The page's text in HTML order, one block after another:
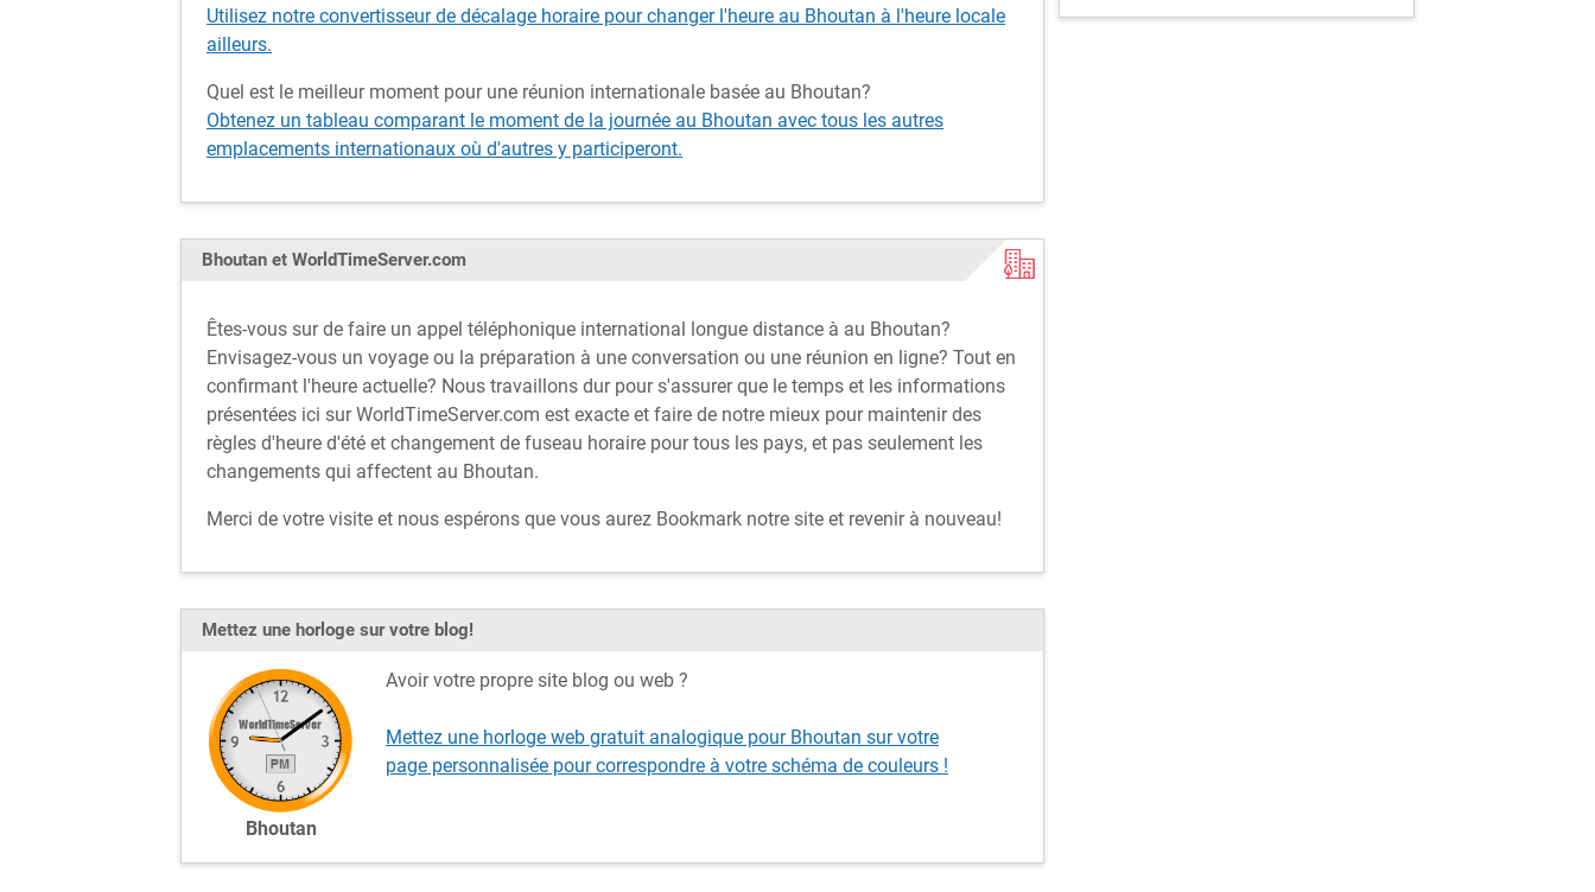
Utilisez notre convertisseur de décalage horaire pour changer l'heure au Bhoutan à l'heure locale
ailleurs.
Quel est le meilleur moment pour une réunion internationale basée au Bhoutan?
Obtenez un tableau comparant le moment de la journée au Bhoutan avec tous les autres
emplacements internationaux où d'autres y participeront.
Bhoutan et WorldTimeServer.com
Êtes-vous sur de faire un appel téléphonique international longue distance à au Bhoutan?
Envisagez-vous un voyage ou la préparation à une conversation ou une réunion en ligne? Tout en
confirmant l'heure actuelle? Nous travaillons dur pour s'assurer que le temps et les informations
présentées ici sur WorldTimeServer.com est exacte et faire de notre mieux pour maintenir des
règles d'heure d'été et changement de fuseau horaire pour tous les pays, et pas seulement les
changements qui affectent au Bhoutan.
Merci de votre visite et nous espérons que vous aurez Bookmark notre site et revenir à nouveau!
Mettez une horloge sur votre blog!
Bhoutan
Avoir votre propre site blog ou web ?
Mettez une horloge web gratuit analogique pour Bhoutan sur votre
page personnalisée pour correspondre à votre schéma de couleurs !